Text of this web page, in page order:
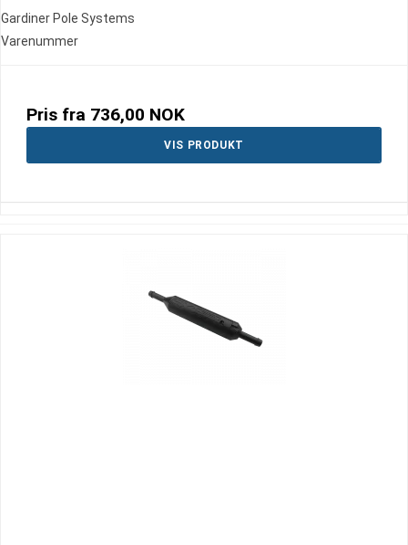
Gardiner Pole Systems
Varenummer
Pris fra 736,00 NOK
VIS PRODUKT